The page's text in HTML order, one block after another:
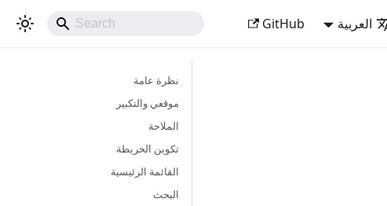
العربية GitHub
نظرة عامة
موقعي والتكبير
الملاحة
تكوين الخريطة
القائمة الرئيسية
البحث